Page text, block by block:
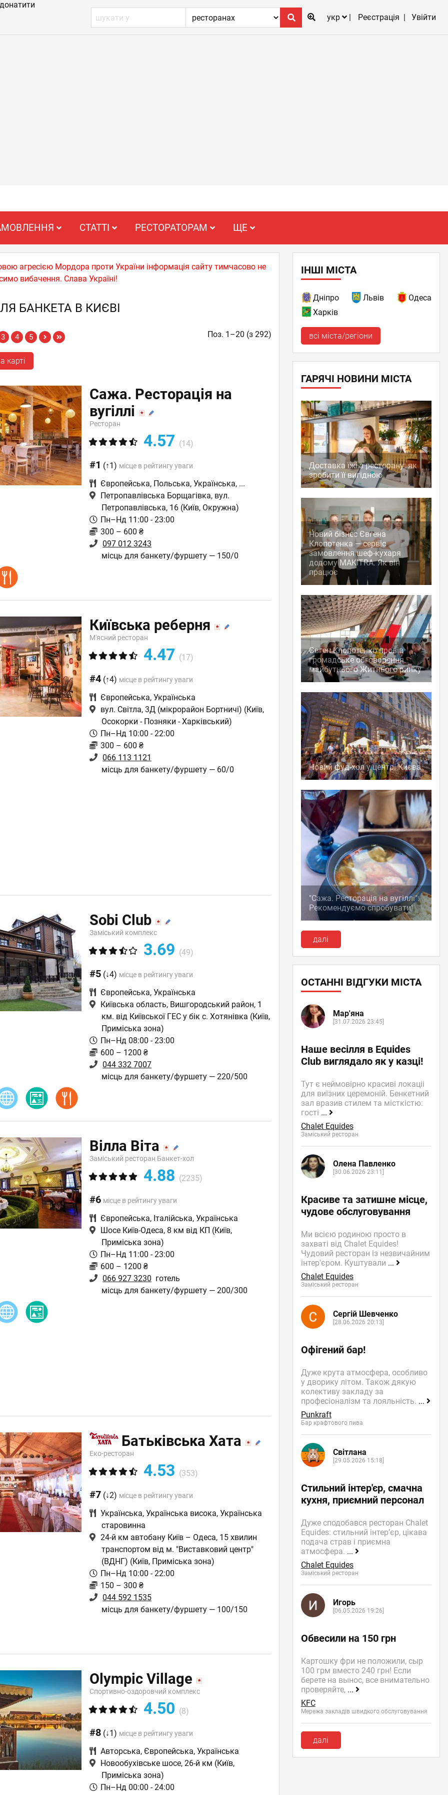
донатити
укр
Реєстрація Увійти
СТАТТІ РЕСТОРАТОРАМ ЩЕ
агресією Мордора проти України інформація сайту тимчасово не
вибачення. Слава Україні!
БАНКЕТА В КИЄВІ
Поз. 1–20 (з 292)
3 4 5
карті
Сажа. Ресторація на
вугіллі
Ресторан
4.57 (14)
#1 (↑1) місце в рейтингу уваги
Європейська, Польська,Українська, ...
Петропавлівська Борщагівка, вул.
Петропавлівська, 16 (Київ, Окружна)
Пн–Нд 11:00 - 23:00
300 – 600 ₴
097 012 3243
місць для банкету/фуршету — 150/0
Київська реберня
М'ясний ресторан
4.47 (17)
#4 (↑4) місце в рейтингу уваги
Європейська,Українська
вул. Світла, 3Д (мікрорайон Бортничі) (Київ,
Осокорки - Позняки - Харківський)
Пн–Нд 10:00 - 22:00
300 – 600 ₴
066 113 1121
місць для банкету/фуршету — 60/0
Sobi Club
Заміський комплекс
3.69 (49)
#5 (↓4) місце в рейтингу уваги
Європейська,Українська
Київська область, Вишгородський район, 1
км. від Київської ГЕС у бік с. Хотянівка (Київ,
Приміська зона)
Пн–Нд 08:00 - 23:00
600 – 1200 ₴
044 332 7007
місць для банкету/фуршету — 220/500
Вілла Віта
Заміський ресторан Банкет-хол
4.88 (2235)
#6 місце в рейтингу уваги
Європейська, Італійська,Українська
Шосе Київ-Одеса, 8 км від КП (Київ,
Приміська зона)
Пн–Нд 11:00 - 23:00
600 – 1200 ₴
066 927 3230 готель
місць для банкету/фуршету — 200/300
Батьківська Хата
Еко-ресторан
4.53 (353)
#7 (↓2) місце в рейтингу уваги
Українська,Українська висока,Українська
старовинна
24-й км автобану Київ – Одеса, 15 хвилин
транспортом від м. "Виставковий центр"
(ВДНГ) (Київ, Приміська зона)
Пн–Нд 10:00 - 22:00
150 – 300 ₴
044 592 1535
місць для банкету/фуршету — 100/150
Olympic Village
Спортивно-оздоровчий комплекс
4.50 (8)
#8 (↓1) місце в рейтингу уваги
Авторська, Європейська,Українська
Новообухівське шосе, 26-й км (Київ,
Приміська зона)
Пн–Нд 00:00 - 24:00
ІНШІ МІСТА
Дніпро Львів
Одеса
Харків
всі міста/регіони
ГАРЯЧІ НОВИНИ МІСТА
Доставка їжі з ресторану: як
зробити її вигідною
Новий бізнес Євгена
Клопотенка — сервіс
замовлення шеф-кухаря
додому MAKITRA. Як він
працює
Євген Клопотенко провів
громадське обговорення
майбутнього Житнього ринку
Новий фуд-хол у центрі Києва
"Сажа. Ресторація на вугіллі":
Рекомендуємо спробувати!
далі
ОСТАННІ ВІДГУКИ МІСТА
Мар'яна
[31.07.2026 23:45]
Наше весілля в Equides
Club виглядало як у казці!
Тут є неймовірно красиві локаціі
для виїзних церемоній. Бенкетний
зал вразив стилем та місткістю:
гості ...
Chalet Equides
Заміський ресторан
Олена Павленко
[30.06.2026 23:11]
Красиве та затишне місце,
чудове обслуговування
Ми всією родиною просто в
захваті від Chalet Equides!
Чудовий ресторан із незвичайним
інтер'єром. Куштували ...
Chalet Equides
Заміський ресторан
Сергій Шевченко
[28.06.2026 20:13]
Офігений бар!
Дуже крута атмосфера, особливо
у дворику літом. Також дякую
колективу закладу за
професіоналізм та лояльність. ...
Punkraft
Бар крафтового пива
Світлана
[29.05.2026 15:18]
Стильний інтер'єр, смачна
кухня, приємний персонал
Дуже сподобався ресторан Chalet
Equides: стильний інтер’єр, цікава
подача страв і приємна
атмосфера. ...
Chalet Equides
Заміський ресторан
Игорь
[06.05.2026 19:26]
Обвесили на 150 грн
Картошку фри не положили, сыр
100 грм вместо 240 грн! Если
берете на вынос, все внимательно
проверяйте, ...
KFC
Мережа закладів швидкого обслуговування
далі